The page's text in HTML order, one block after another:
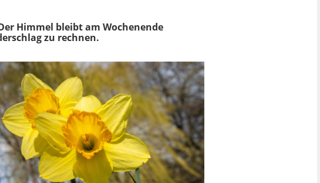
Himmel bleibt am Wochenende
zu rechnen.